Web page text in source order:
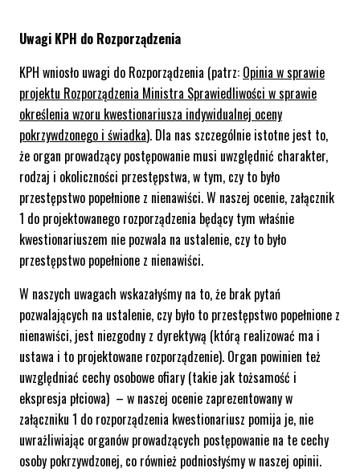
Uwagi KPH do Rozporządzenia
KPH wniosło uwagi do Rozporządzenia (patrz: Opinia w sprawie
projektu Rozporządzenia Ministra Sprawiedliwości w sprawie
określenia wzoru kwestionariusza indywidualnej oceny
pokrzywdzonego i świadka). Dla nas szczególnie istotne jest to,
że organ prowadzący postępowanie musi uwzględnić charakter,
rodzaj i okoliczności przestępstwa, w tym, czy to było
przestępstwo popełnione z nienawiści. W naszej ocenie, załącznik
1 do projektowanego rozporządzenia będący tym właśnie
kwestionariuszem nie pozwala na ustalenie, czy to było
przestępstwo popełnione z nienawiści.
W naszych uwagach wskazałyśmy na to, że brak pytań
pozwalających na ustalenie, czy było to przestępstwo popełnione z
nienawiści, jest niezgodny z dyrektywą (którą realizować ma i
ustawa i to projektowane rozporządzenie). Organ powinien też
uwzględniać cechy osobowe ofiary (takie jak tożsamość i
ekspresja płciowa) – w naszej ocenie zaprezentowany w
załączniku 1 do rozporządzenia kwestionariusz pomija je, nie
uwrażliwiając organów prowadzących postępowanie na te cechy
osoby pokrzywdzonej, co również podniosłyśmy w naszej opinii.